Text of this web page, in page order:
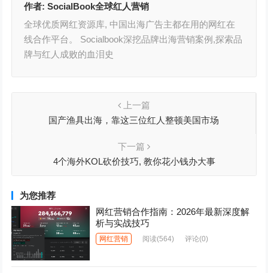
作者:SocialBook全球红人营销
全球优质网红资源库, 中国出海广告主都在用的网红在
线合作平台。 Socialbook深挖品牌出海营销案例,探索品
牌与红人成败的血泪史
上一篇
国产渔具出海，靠这三位红人整顿美国市场
下一篇
4个海外KOL砍价技巧, 教你花小钱办大事
为您推荐
网红营销合作指南：2026年最新深度解
析与实战技巧
网红营销 阅读(564) 评论(0)